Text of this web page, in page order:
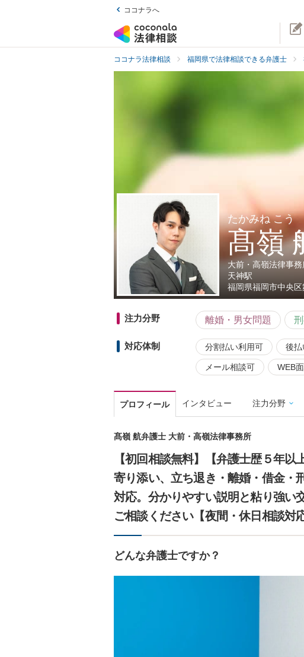
ココナラへ
ココナラ法律相談 福岡県で法律相談できる弁護士
たかみね こう
髙嶺
大前・高嶺法律事務
天神駅
福岡県福岡市中央
注力分野 離婚・男女問題
対応体制 分割払い利用可 後払
メール相談可 WEB
プロフィール インタビュー 注力分野
髙嶺 航弁護士 大前・高嶺法律事務所
【初回相談無料】【弁護士歴５年
寄り添い、立ち退き・離婚・借金・
対応。分かりやすい説明と粘り強い
ご相談ください【夜間・休日相談対応
どんな弁護士ですか？